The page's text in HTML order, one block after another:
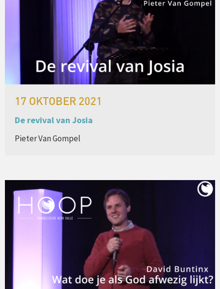
17 OKTOBER 2021
De revival van Josia
Pieter Van Gompel